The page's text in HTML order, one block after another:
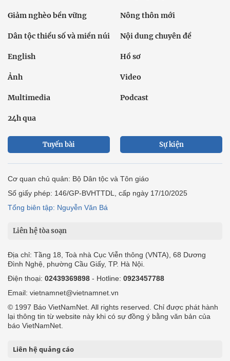
Giảm nghèo bền vững Nông thôn mới
Dân tộc thiểu số và miền núi Nội dung chuyên đề
English Hồ sơ
Ảnh Video
Multimedia Podcast
24h qua
Tuyến bài Sự kiện
Cơ quan chủ quản: Bộ Dân tộc và Tôn giáo
Số giấy phép: 146/GP-BVHTTDL, cấp ngày 17/10/2025
Tổng biên tập: Nguyễn Văn Bá
Liên hệ tòa soạn
Địa chỉ: Tầng 18, Toà nhà Cục Viễn thông (VNTA), 68 Dương
Đình Nghệ, phường Cầu Giấy, TP. Hà Nội.
Điện thoại: 02439369898 - Hotline: 0923457788
Email: vietnamnet@vietnamnet.vn
© 1997 Báo VietNamNet. All rights reserved. Chỉ được phát hành
lại thông tin từ website này khi có sự đồng ý bằng văn bản của
báo VietNamNet.
Liên hệ quảng cáo